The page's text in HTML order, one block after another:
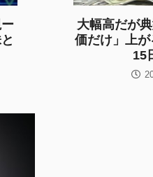
大幅高だが
価だけ」上が
15